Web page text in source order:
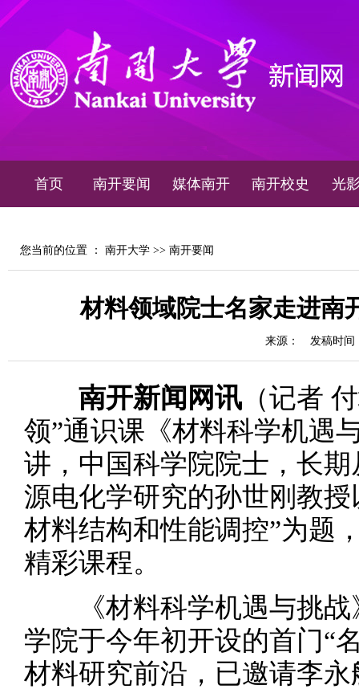
首页 南开要闻 媒体南开 南开校史 光
您当前的位置 ： 南开大学 >> 南开要闻
材料领域院士名家走进南
来源： 发稿时间
南开新闻网讯 （记者
领”通识课《材料科学机遇
讲，中国科学院院士，长
源电化学研究的孙世刚教
材料结构和性能调控”为题
精彩课程。
《材料科学机遇与挑战
学院于今年初开设的首门“
材料研究前沿，已邀请李